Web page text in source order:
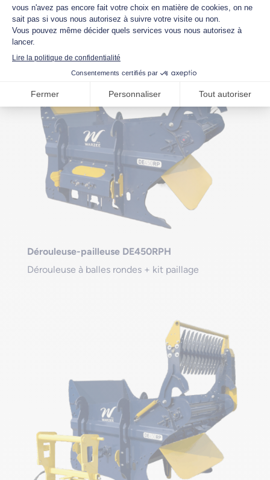
Dérouleuse-pailleuse DE450RPH
Dérouleuse à balles rondes + kit paillage